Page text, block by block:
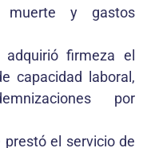
muerte y gastos
firmeza el
capacidad laboral,
por
el servicio de